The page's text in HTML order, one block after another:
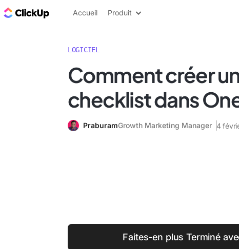
ClickUp Blog
Accueil Produit
LOGICIEL
Comment créer
checklist dans
PraburamGrowth Marketing Manager 4
Faites-en plus Terminé